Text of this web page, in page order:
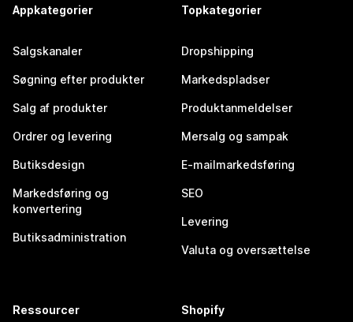
Appkategorier
Salgskanaler
Søgning efter produkter
Salg af produkter
Ordrer og levering
Butiksdesign
Markedsføring og
konvertering
Butiksadministration
Topkategorier
Dropshipping
Markedspladser
Produktanmeldelser
Mersalg og sampak
E-mailmarkedsføring
SEO
Levering
Valuta og oversættelse
Ressourcer Shopify